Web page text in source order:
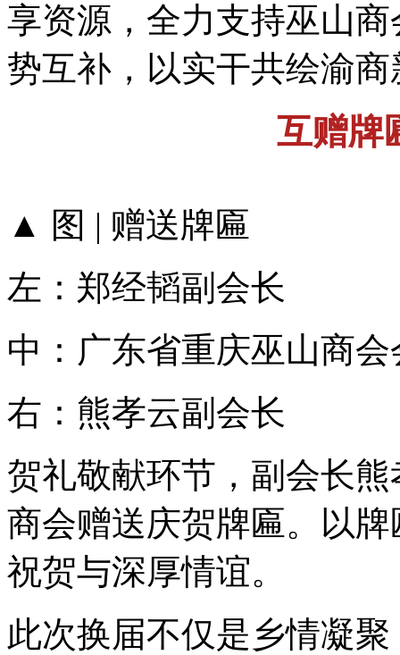
享资源，全力支持巫山
势互补，以实干共绘渝商
互赠牌
▲ 图 | 赠送牌匾
左：郑经韬副会长
中：广东省重庆巫山商
右：熊孝云副会长
贺礼敬献环节，副会长
商会赠送庆贺牌匾。以
祝贺与深厚情谊。
此次换届不仅是乡情凝